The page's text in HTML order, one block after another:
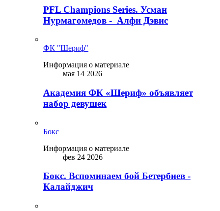
PFL Champions Series. Усман
Нурмагомедов - Алфи Дэвис
ФК "Шериф"
Информация о материале
мая 14 2026
Академия ФК «Шериф» объявляет
набор девушек
Бокс
Информация о материале
фев 24 2026
Бокс. Вспоминаем бой Бетербиев -
Калайджич